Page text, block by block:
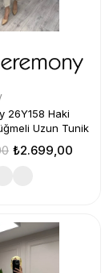
26Y158 Haki
Uzun Tunik
₺2.699,00